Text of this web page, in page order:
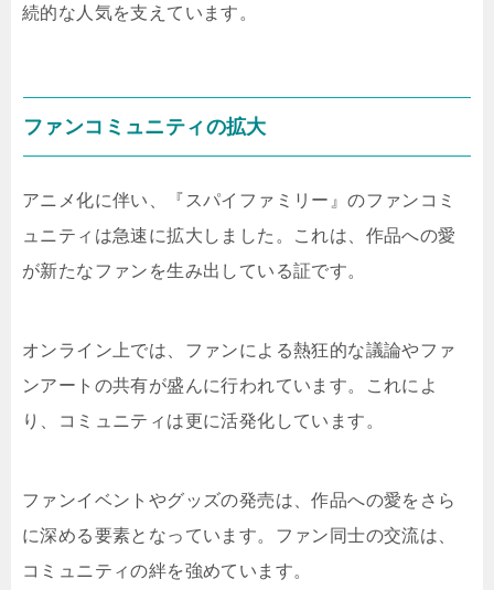
続的な人気を支えています。
ファンコミュニティの拡大
アニメ化に伴い、『スパイファミリー』のファンコミ
ュニティは急速に拡大しました。これは、作品への愛
が新たなファンを生み出している証です。
オンライン上では、ファンによる熱狂的な議論やファ
ンアートの共有が盛んに行われています。これによ
り、コミュニティは更に活発化しています。
ファンイベントやグッズの発売は、作品への愛をさら
に深める要素となっています。ファン同士の交流は、
コミュニティの絆を強めています。